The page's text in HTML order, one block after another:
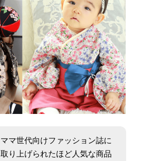
ママ世代向けファッション誌に
取り上げられたほど人気な商品